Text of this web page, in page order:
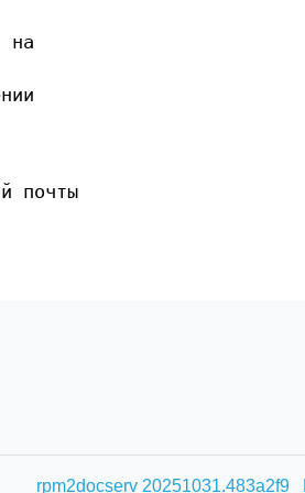
на
почты
rpm2docserv 20251031.483a2f9